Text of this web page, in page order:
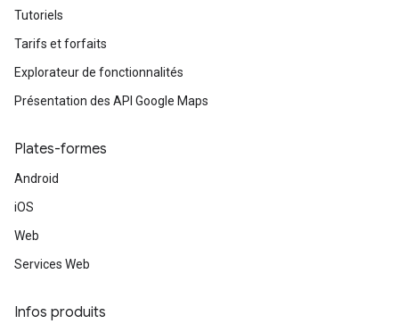
Tutoriels
Tarifs et forfaits
Explorateur de fonctionnalités
Présentation des API Google Maps
Plates-formes
Android
iOS
Web
Services Web
Infos produits